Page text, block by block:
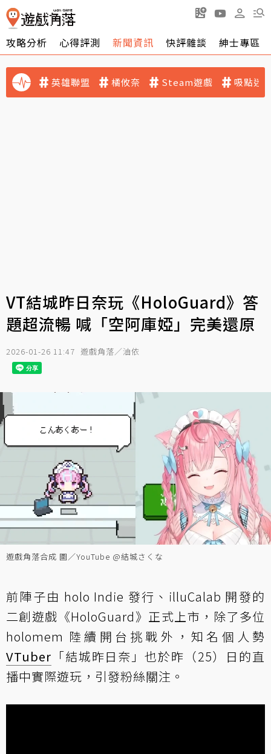
攻略分析 心得評測 新聞資訊 快評雜談 紳士專區
英雄聯盟 橘攸奈 Steam遊戲 吸點迷
VT結城昨日奈玩《HoloGuard》答
題超流暢 喊「空阿庫婭」完美還原
2026-01-26 11:47 遊戲角落／油依
遊戲角落合成 圖／YouTube @結城さくな
前陣子由 holo Indie 發行、illuCalab 開發的
二創遊戲《HoloGuard》正式上市，除了多位
holomem 陸續開台挑戰外，知名個人勢
VTuber 「結城昨日奈」也於昨（25）日的直
播中實際遊玩，引發粉絲關注。